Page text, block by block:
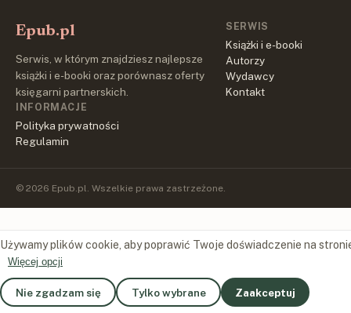
Epub.pl
Serwis, w którym znajdziesz najlepsze
książki i e-booki oraz porównasz oferty
księgarni partnerskich.
SERWIS
Książki i e-booki
Autorzy
Wydawcy
Kontakt
INFORMACJE
Polityka prywatności
Regulamin
© 2026 Epub.pl. Wszelkie prawa zastrzeżone.
Używamy plików cookie, aby poprawić Twoje doświadczenie na
Więcej opcji
Nie zgadzam się Tylko wybrane Zaakceptuj